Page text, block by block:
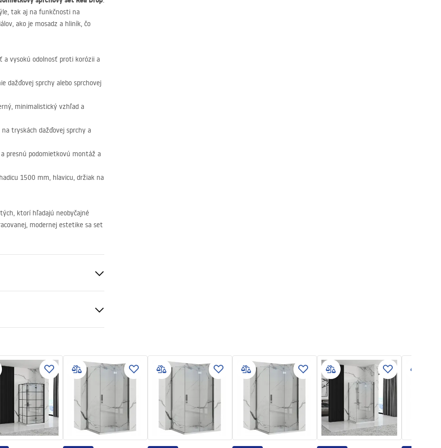
tak aj na funkčnosti na
ako je mosadz a hliník, čo
a vysokú odolnosť proti korózii a
dažďovej sprchy alebo sprchovej
minimalistický vzhľad a
tryskách dažďovej sprchy a
presnú podomietkovú montáž a
1500 mm, hlavicu, držiak na
ktorí hľadajú neobyčajné
modernej estetike sa set
_5.pdf